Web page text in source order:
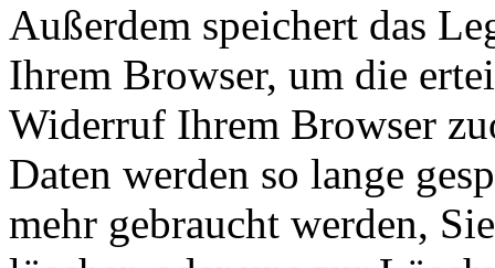
Außerdem speichert das
Ihrem Browser, um die
Widerruf Ihrem Browser
Daten werden so lange
mehr gebraucht werden,